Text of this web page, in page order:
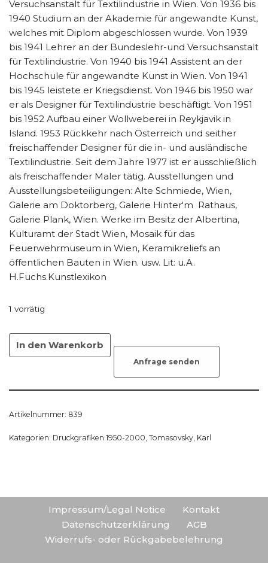
Versuchsanstalt für Textilindustrie in Wien. Von 1936 bis
1940 Studium an der Akademie für angewandte Kunst,
welches mit Diplom abgeschlossen wurde. Von 1939
bis 1941 Lehrer an der Bundeslehr-und Versuchsanstalt
für Textilindustrie. Von 1940 bis 1941 Assistent an der
Hochschule für angewandte Kunst in Wien. Von 1941
bis 1945 leistete er Kriegsdienst. Von 1946 bis 1950 war
er als Designer für Textilindustrie beschäftigt. Von 1951
bis 1952 Aufbau einer Wollweberei in Reykjavik in
Island. 1953 Rückkehr nach Österreich und seither
freischaffender Designer für die in- und ausländische
Textilindustrie. Seit dem Jahre 1977 ist er ausschließlich
als freischaffender Maler tätig. Ausstellungen und
Ausstellungsbeteiligungen: Alte Schmiede, Wien,
Galerie am Doktorberg, Galerie Hinter'm Rathaus,
Galerie Plank, Wien. Werke im Besitz der Albertina,
Kulturamt der Stadt Wien, Mosaik für das
Feuerwehrmuseum in Wien, Keramikreliefs an
öffentlichen Bauten in Wien. usw. Lit: u.A.
H.Fuchs.Kunstlexikon
1 vorrätig
In den Warenkorb
Anfrage senden
Artikelnummer: 839
Kategorien: Druckgrafiken 1950-2000 Tomasovsky, Karl
Impressum/Legal Notice
Kontakt
Datenschutzerklärung
AGB
Widerrufs- oder Rückgabebelehrung